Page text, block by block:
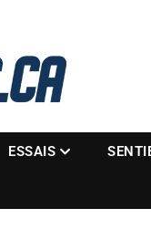
ESSAIS